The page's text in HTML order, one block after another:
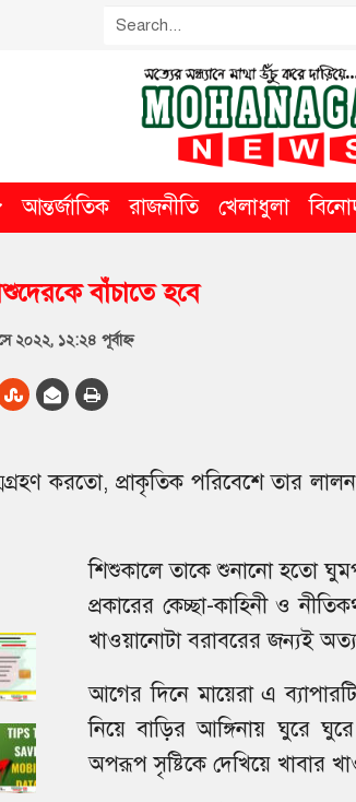
আন্তর্জাতিক রাজনীতি খেলাধুলা
বাঁচাতে হবে
২০২২, ১২:২৪ পূর্বাহ্ণ
করতো, প্রাকৃতিক পরিবেশে তার
শিশুকালে তাকে শুনানো হতো
প্রকারের কেচ্ছা-কাহিনী ও
খাওয়ানোটা বরাবরের জন্যই
আগের দিনে মায়েরা এ
নিয়ে বাড়ির আঙ্গিনায় ঘুরে
অপরূপ সৃষ্টিকে দেখিয়ে খাবার